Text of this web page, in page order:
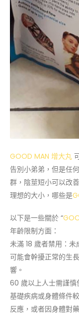
GOOD MAN 增大丸
告別小弟弟，但是任
群，陰莖短小可以改
理想的大小，哪些是
以下是一些關於 “
年齡限制方面：
未滿 18 歲者禁用：
可能會幹擾正常的生
響。
60 歲以上人士需謹慎
基礎疾病或身體條件
反應，或者因身體對